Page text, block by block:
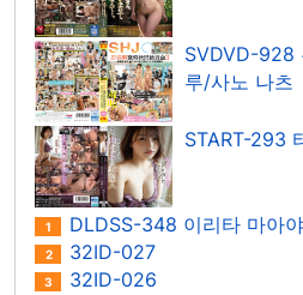
SVDVD-928
루/사노 나츠
START-293
1 DLDSS-348 이리타 마아야
2 32ID-027
3 32ID-026